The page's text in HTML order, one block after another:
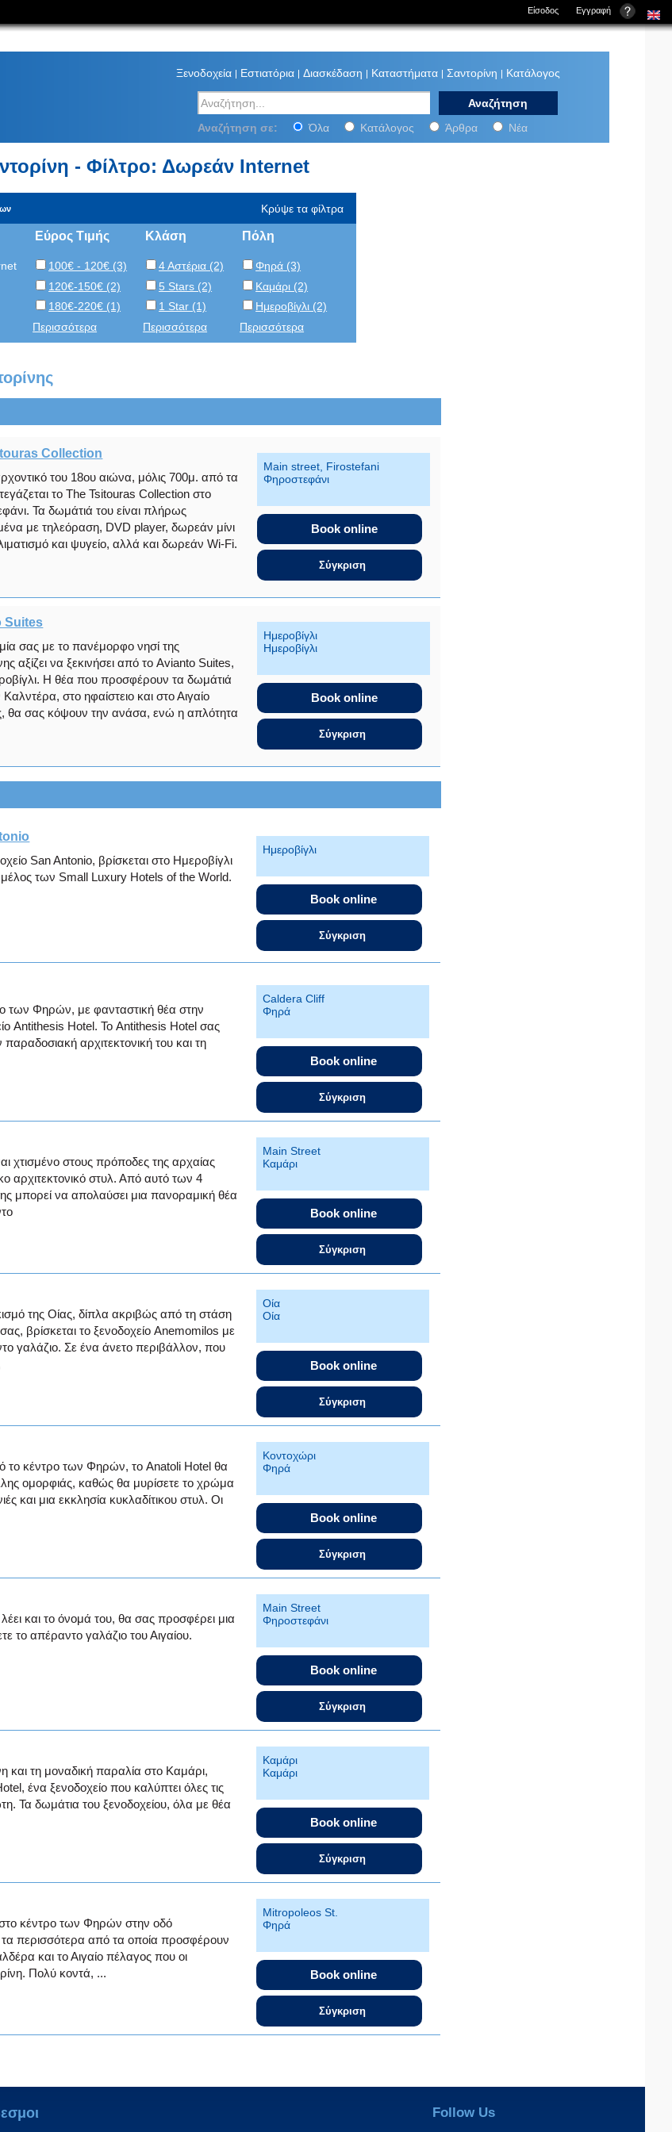
Ξενοδοχεία Εστιατόρια Διασκέδαση Καταστήματα Σαντορίνη Κατάλογος
Αναζήτηση στο Santorini-net:
Αναζήτηση σε: Όλα Κατάλογος Άρθρα Νέα
- Φίλτρο: Δωρεάν Internet
Κρύψε τα φίλτρα
Εύρος Τιμής
100€ - 120€ (3)
120€-150€ (2)
180€-220€ (1)
Περισσότερα
Κλάση
4 Αστέρια (2)
5 Stars (2)
1 Star (1)
Περισσότερα
Πόλη
Φηρά (3)
Kαμάρι (2)
Ημεροβίγλι (2)
Περισσότερα
Collection
του 18ου αιώνα, μόλις 700μ. από τα
το The Tsitouras Collection στο
Τα δωμάτιά του είναι πλήρως
με τηλεόραση, DVD player, δωρεάν μίνι
και ψυγείο, αλλά και δωρεάν Wi-Fi.
Main street, Firostefani
Φηροστεφάνι
Book online
Σύγκριση
Suites
σας με το πανέμορφο νησί της
αξίζει να ξεκινήσει από το Avianto Suites,
Η θέα που προσφέρουν τα δωμάτιά
στο ηφαίστειο και στο Αιγαίο
θα σας κόψουν την ανάσα, ενώ η απλότητα
Ημεροβίγλι
Ημεροβίγλι
Book online
Σύγκριση
San Antonio, βρίσκεται στο Ημεροβίγλι
μέλος των Small Luxury Hotels of the World.
Ημεροβίγλι
Book online
Σύγκριση
των Φηρών, με φανταστική θέα στην
Antithesis Hotel. Το Antithesis Hotel σας
αρχιτεκτονική του και τη
Caldera Cliff
Φηρά
Book online
Σύγκριση
χτισμένο στους πρόποδες της αρχαίας
αρχιτεκτονικό στυλ. Από αυτό των 4
μπορεί να απολαύσει μια πανοραμική θέα
Main Street
Kαμάρι
Book online
Σύγκριση
της Οίας, δίπλα ακριβώς από τη στάση
βρίσκεται το ξενοδοχείο Anemomilos με
γαλάζιο. Σε ένα άνετο περιβάλλον, που
Οία
Οία
Book online
Σύγκριση
κέντρο των Φηρών, το Anatoli Hotel θα
ομορφιάς, καθώς θα μυρίσετε το χρώμα
και μια εκκλησία κυκλαδίτικου στυλ. Οι
Κοντοχώρι
Φηρά
Book online
Σύγκριση
και το όνομά του, θα σας προσφέρει μια
το απέραντο γαλάζιο του Αιγαίου.
Main Street
Φηροστεφάνι
Book online
Σύγκριση
και τη μοναδική παραλία στο Καμάρι,
ένα ξενοδοχείο που καλύπτει όλες τις
Τα δωμάτια του ξενοδοχείου, όλα με θέα
Kαμάρι
Kαμάρι
Book online
Σύγκριση
στο κέντρο των Φηρών στην οδό
περισσότερα από τα οποία προσφέρουν
και το Αιγαίο πέλαγος που οι
Πολύ κοντά, ...
Mitropoleos St.
Φηρά
Book online
Σύγκριση
Follow Us
Είσοδος Εγγραφή